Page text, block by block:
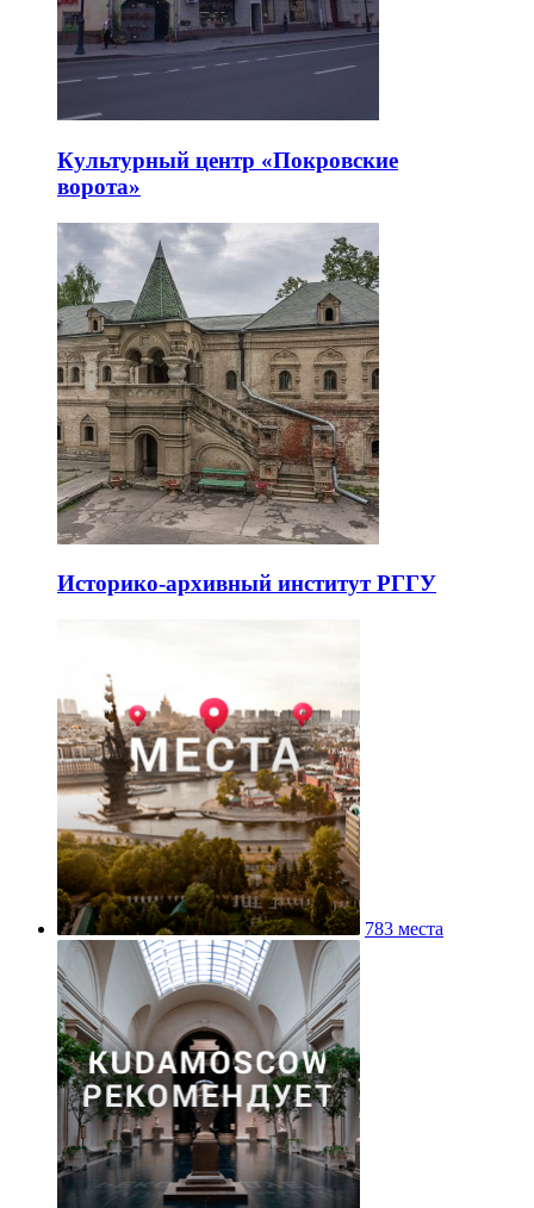
Культурный центр «Покровские
ворота»
Историко-архивный институт РГГУ
783 места